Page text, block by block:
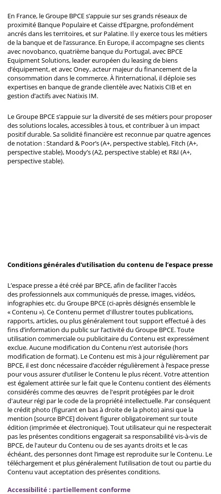
En France, le Groupe BPCE s’appuie sur ses grands réseaux de
proximité Banque Populaire et Caisse d’Epargne, profondément
ancrés dans les territoires, et sur Palatine. Il y exerce tous les métiers
de la banque et de l’assurance. En Europe, il accompagne ses clients
avec novobanco, quatrième banque du Portugal, avec BPCE
Equipment Solutions, leader européen du leasing de biens
d’équipement, et avec Oney, acteur majeur du financement de la
consommation dans le commerce. À l’international, il déploie ses
expertises en banque de grande clientèle avec Natixis CIB et en
gestion d’actifs avec Natixis IM.
Le Groupe BPCE s’appuie sur la diversité de ses métiers pour proposer
des solutions locales, accessibles à tous, et contribuer à un impact
positif durable. Sa solidité financière est reconnue par quatre agences
de notation : Standard & Poor’s (A+, perspective stable), Fitch (A+,
perspective stable), Moody’s (A2, perspective stable) et R&I (A+,
perspective stable).
Conditions générales d'utilisation du contenu de l’espace presse
L’espace presse a été créé par BPCE, afin de faciliter l'accès
des professionnels aux communiqués de presse, images, vidéos,
infographies etc. du Groupe BPCE (ci-après désignés ensemble le
« Contenu »). Ce Contenu permet d'illustrer toutes publications,
rapports, articles, ou plus généralement tout support effectué à des
fins d’information du public sur l’activité du Groupe BPCE. Toute
utilisation commerciale ou publicitaire du Contenu est expressément
exclue. Aucune modification du Contenu n’est autorisée (hors
modification de format). Le Contenu est mis à jour régulièrement par
BPCE, il est donc nécessaire d’accéder régulièrement à l’espace presse
pour vous assurer d’utiliser le Contenu le plus récent. Votre attention
est également attirée sur le fait que le Contenu contient des éléments
considérés comme des œuvres de l'esprit protégées par le droit
d'auteur régi par le code de la propriété intellectuelle. Par conséquent
le crédit photo (figurant en bas à droite de la photo) ainsi que la
mention [source BPCE] doivent figurer obligatoirement sur toute
édition (imprimée et électronique). Tout utilisateur qui ne respecterait
pas les présentes conditions engagerait sa responsabilité vis-à-vis de
BPCE, de l'auteur du Contenu ou de ses ayants droits et le cas
échéant, des personnes dont l’image est reproduite sur le Contenu. Le
téléchargement et plus généralement l’utilisation de tout ou partie du
Contenu vaut acceptation des présentes conditions.
Accessibilité : partiellement conforme